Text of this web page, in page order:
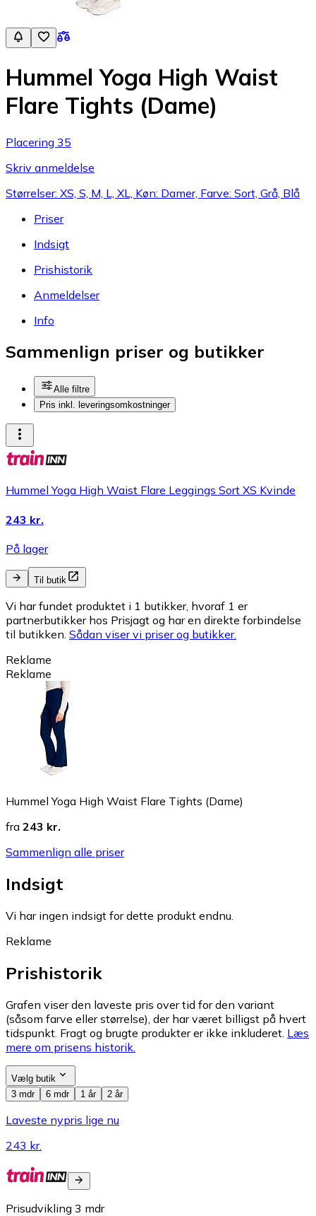
Hummel Yoga High Waist
Flare Tights (Dame)
Placering 35
Skriv anmeldelse
Størrelser: XS, S, M, L, XL, Køn: Damer, Farve: Sort, Grå, Blå
Priser
Indsigt
Prishistorik
Anmeldelser
Info
Sammenlign priser og butikker
Alle filtre
Pris inkl. leveringsomkostninger
Hummel Yoga High Waist Flare Leggings Sort XS Kvinde
243 kr.
På lager
Til butik
Vi har fundet produktet i 1 butikker, hvoraf 1 er
partnerbutikker hos Prisjagt og har en direkte forbindelse
til butikken. Sådan viser vi priser og butikker.
Reklame
Reklame
Hummel Yoga High Waist Flare Tights (Dame)
fra 243 kr.
Sammenlign alle priser
Indsigt
Vi har ingen indsigt for dette produkt endnu.
Reklame
Prishistorik
Grafen viser den laveste pris over tid for den variant
(såsom farve eller størrelse), der har været billigst på hvert
tidspunkt. Fragt og brugte produkter er ikke inkluderet. Læs
mere om prisens historik.
Vælg butik
3 mdr
6 mdr 1 år 2 år
Laveste nypris lige nu
243 kr.
Prisudvikling 3 mdr